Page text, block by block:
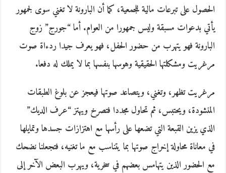
الحصول على تبرعات مالية للجمعية، كما أن البارونة لا تغني سوى لجمهور
يأتي بدعوات مسبقة وليس جمهورا من العوام. أما “جورج” زوج
البارونة فهو يتهرب من حضور الحفل، فهو يعرف جيدا ردءاة صوت
مرغريت ومشكلتها الحقيقية وهوسها بنفسها بما لا يملك له دفعا.
مرغريت تظهر، وتغني، ويتصاعد صوتها فيعجز عن بلوغ الطبقات
المنشودة، ويحتبس، ثم تحاول مجددا فتصرخ ويهتز “عرف الديك”
الذي يزين القبعة التي تضعها على رأسها مع اهتزازات جسدها وتمايلها
في معاناة محاولة إخراج صوتها بما يتناسب مع ما تغنيه، فتجعلنا نضحك
مع الحضور الذين يتهامس بعضهم في سخرية، ويهرب البعض الآخر إلى